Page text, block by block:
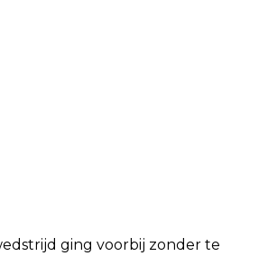
ging voorbij zonder te